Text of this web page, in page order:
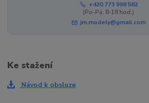
+420 773 998 582
(Po-Pá, 8-18 hod.)
jm.modely@gmail.com
Ke stažení
Návod k obsluze